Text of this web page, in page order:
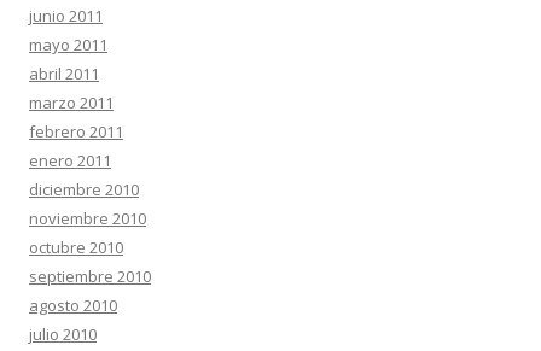
junio 2011
mayo 2011
abril 2011
marzo 2011
febrero 2011
enero 2011
diciembre 2010
noviembre 2010
octubre 2010
septiembre 2010
agosto 2010
julio 2010